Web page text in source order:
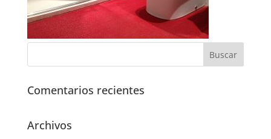
Comentarios recientes
Archivos